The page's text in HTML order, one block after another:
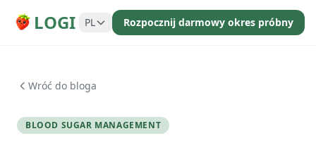
LOGI PL Rozpocznij darmowy okres próbny
Wróć do bloga
BLOOD SUGAR MANAGEMENT